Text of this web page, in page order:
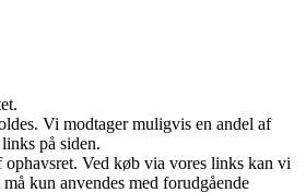
Vi modtager muligvis en andel af
på siden.
Ved køb via vores links kan vi
kun anvendes med forudgående